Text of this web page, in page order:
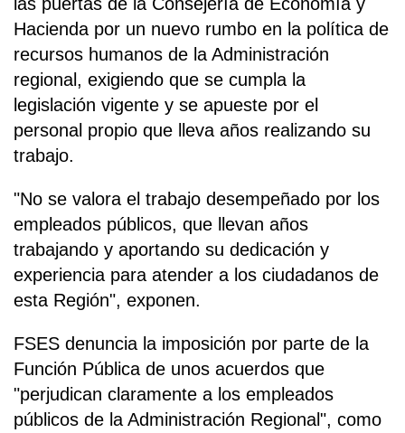
Hacienda por un nuevo rumbo en la política de
recursos humanos de la Administración
regional, exigiendo que se cumpla la
legislación vigente y se apueste por el
personal propio que lleva años realizando su
trabajo.
"No se valora el trabajo desempeñado por los
empleados públicos, que llevan años
trabajando y aportando su dedicación y
experiencia para atender a los ciudadanos de
esta Región", exponen.
FSES denuncia la imposición por parte de la
Función Pública de unos acuerdos que
"perjudican claramente a los empleados
públicos de la Administración Regional", como